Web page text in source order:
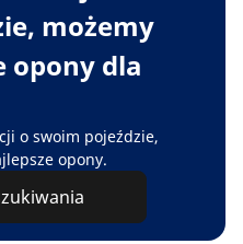
możemy
opony dla
o swoim pojeździe,
opony.